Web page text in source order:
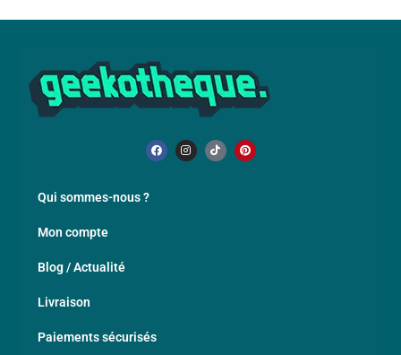
Qui sommes-nous ?
Mon compte
Blog / Actualité
Livraison
Paiements sécurisés